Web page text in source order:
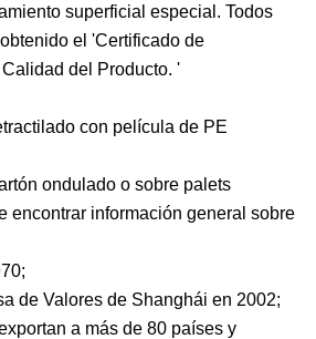
superficial especial. Todos
el 'Certificado de
del Producto. '
con película de PE
ondulado o sobre palets
encontrar información general sobre
de Valores de Shanghái en 2002;
a más de 80 países y